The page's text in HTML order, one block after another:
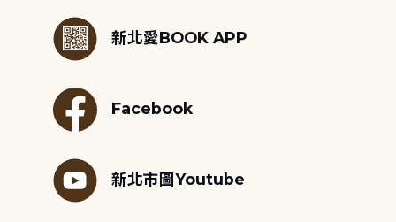
新北愛BOOK APP
Facebook
新北市圖Youtube